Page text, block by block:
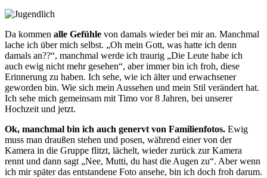
Da kommen alle Gefühle von damals wieder bei mir an. Manchmal
lache ich über mich selbst. „Oh mein Gott, was hatte ich denn
damals an??“, manchmal werde ich traurig „Die Leute habe ich
auch ewig nicht mehr gesehen“, aber immer bin ich froh, diese
Erinnerung zu haben. Ich sehe, wie ich älter und erwachsener
geworden bin. Wie sich mein Aussehen und mein Stil verändert hat.
Ich sehe mich gemeinsam mit Timo vor 8 Jahren, bei unserer
Hochzeit und jetzt.
Ok, manchmal bin ich auch genervt von Familienfotos. Ewig
muss man draußen stehen und posen, während einer von der
Kamera in die Gruppe flitzt, lächelt, wieder zurück zur Kamera
rennt und dann sagt „Nee, Mutti, du hast die Augen zu“. Aber wenn
ich mir später das entstandene Foto ansehe, bin ich doch froh darum.